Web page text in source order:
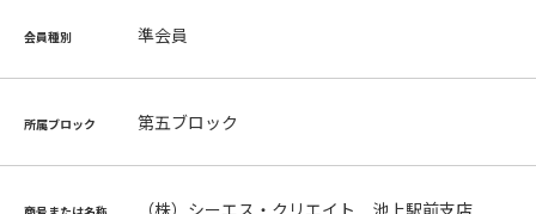
会員種別 準会員
所属ブロック 第五ブロック
（株）シーエス・クリエイト 池上駅前支店